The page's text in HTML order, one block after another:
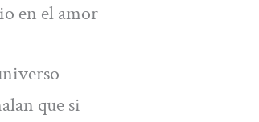
en el amor
que si